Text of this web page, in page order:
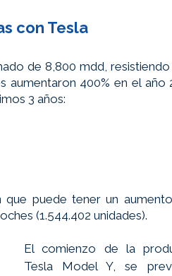
con Tesla
de 8,800 mdd, resistiendo
400% en el año
3 años:
puede tener un
(1.544.402 unidades).
El comienzo de la
Tesla Model Y, se